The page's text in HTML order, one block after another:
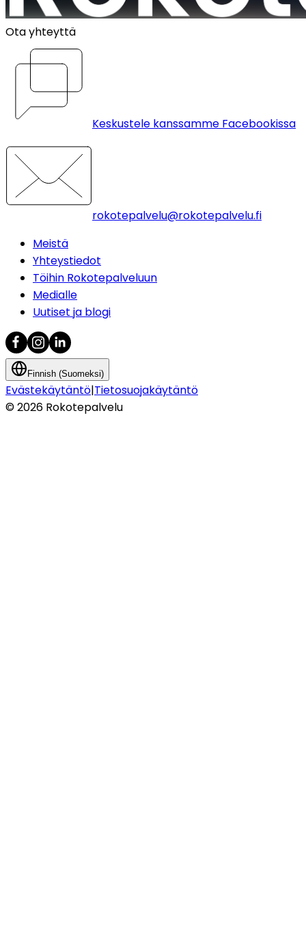
Ota yhteyttä
Keskustele kanssamme Facebookissa
rokotepalvelu@rokotepalvelu.fi
Meistä
Yhteystiedot
Töihin Rokotepalveluun
Medialle
Uutiset ja blogi
Finnish (Suomeksi)
Evästekäytäntö|Tietosuojakäytäntö
©2026 Rokotepalvelu